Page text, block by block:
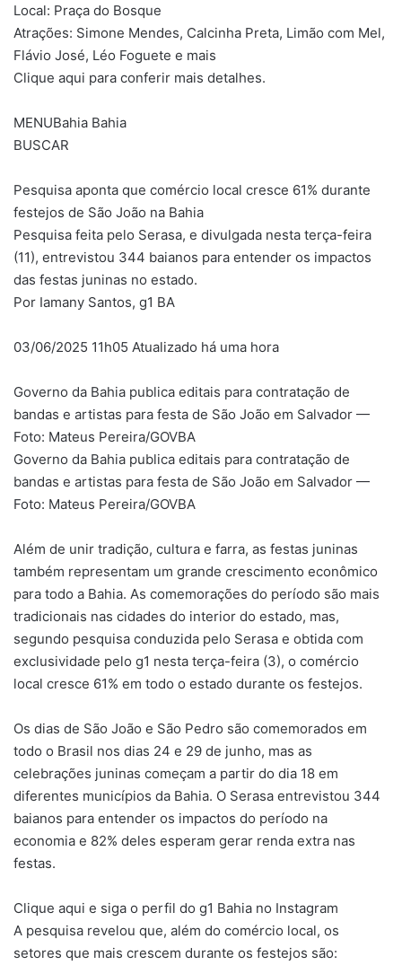
Local: Praça do Bosque
Atrações: Simone Mendes, Calcinha Preta, Limão com Mel,
Flávio José, Léo Foguete e mais
Clique aqui para conferir mais detalhes.
MENUBahia Bahia
BUSCAR
Pesquisa aponta que comércio local cresce 61% durante
festejos de São João na Bahia
Pesquisa feita pelo Serasa, e divulgada nesta terça-feira
(11), entrevistou 344 baianos para entender os impactos
das festas juninas no estado.
Por Iamany Santos, g1 BA
03/06/2025 11h05 Atualizado há uma hora
Governo da Bahia publica editais para contratação de
bandas e artistas para festa de São João em Salvador —
Foto: Mateus Pereira/GOVBA
Governo da Bahia publica editais para contratação de
bandas e artistas para festa de São João em Salvador —
Foto: Mateus Pereira/GOVBA
Além de unir tradição, cultura e farra, as festas juninas
também representam um grande crescimento econômico
para todo a Bahia. As comemorações do período são mais
tradicionais nas cidades do interior do estado, mas,
segundo pesquisa conduzida pelo Serasa e obtida com
exclusividade pelo g1 nesta terça-feira (3), o comércio
local cresce 61% em todo o estado durante os festejos.
Os dias de São João e São Pedro são comemorados em
todo o Brasil nos dias 24 e 29 de junho, mas as
celebrações juninas começam a partir do dia 18 em
diferentes municípios da Bahia. O Serasa entrevistou 344
baianos para entender os impactos do período na
economia e 82% deles esperam gerar renda extra nas
festas.
Clique aqui e siga o perfil do g1 Bahia no Instagram
A pesquisa revelou que, além do comércio local, os
setores que mais crescem durante os festejos são: